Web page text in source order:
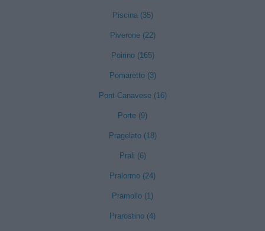
Piscina (35)
Piverone (22)
Poirino (165)
Pomaretto (3)
Pont-Canavese (16)
Porte (9)
Pragelato (18)
Prali (6)
Pralormo (24)
Pramollo (1)
Prarostino (4)